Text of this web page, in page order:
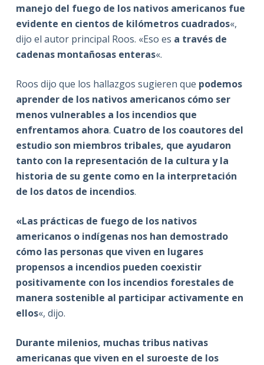
manejo del fuego de los nativos americanos fue
evidente en cientos de kilómetros cuadrados«,
dijo el autor principal Roos. «Eso es a través de
cadenas montañosas enteras«.
Roos dijo que los hallazgos sugieren que podemos
aprender de los nativos americanos cómo ser
menos vulnerables a los incendios que
enfrentamos ahora. Cuatro de los coautores del
estudio son miembros tribales, que ayudaron
tanto con la representación de la cultura y la
historia de su gente como en la interpretación
de los datos de incendios.
«Las prácticas de fuego de los nativos
americanos o indígenas nos han demostrado
cómo las personas que viven en lugares
propensos a incendios pueden coexistir
positivamente con los incendios forestales de
manera sostenible al participar activamente en
ellos«, dijo.
Durante milenios, muchas tribus nativas
americanas que viven en el suroeste de los